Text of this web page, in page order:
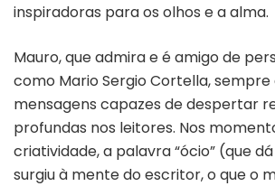
inspiradoras para os olhos e a alma.
Mauro, que admira e é amigo de
como Mario Sergio Cortella, sempre
mensagens capazes de despertar
profundas nos leitores. Nos
criatividade, a palavra “ócio” (que
surgiu à mente do escritor, o que o